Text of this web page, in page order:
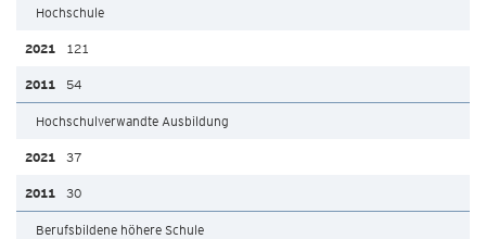
Hochschule
121
54
Hochschulverwandte Ausbildung
37
30
Berufsbildene höhere Schule